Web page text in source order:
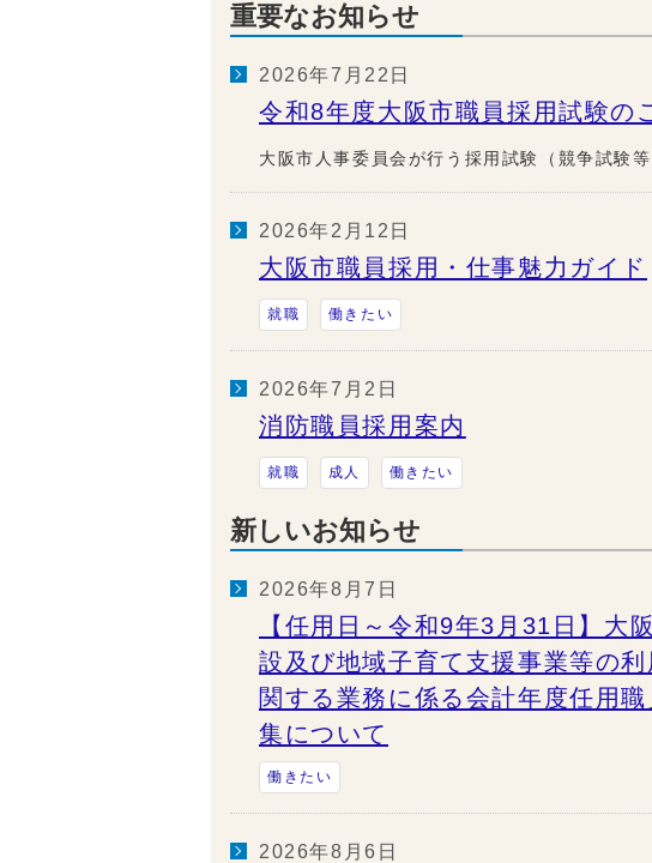
重要なお知らせ
2026年7月22日
令和8年度大阪市職員採用試験の
大阪市人事委員会が行う採用試験（競争試験
2026年2月12日
大阪市職員採用・仕事魅力ガイド
就職 働きたい
2026年7月2日
消防職員採用案内
就職 成人 働きたい
新しいお知らせ
2026年8月7日
【任用日～令和9年3月31日】大
設及び地域子育て支援事業等の
関する業務に係る会計年度任用
集について
働きたい
2026年8月6日